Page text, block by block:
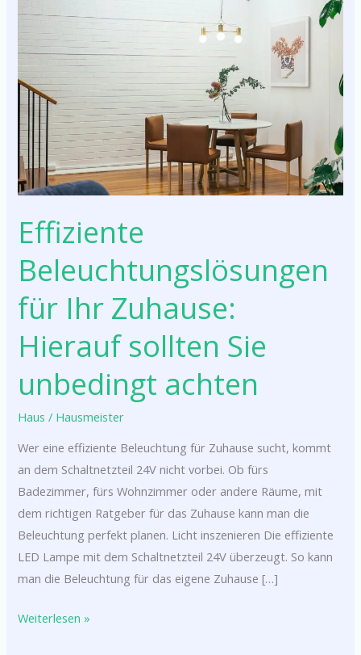
Effiziente
Beleuchtungslösungen
für Ihr Zuhause:
Hierauf sollten Sie
unbedingt achten
Haus / Hausmeister
Wer eine effiziente Beleuchtung für Zuhause sucht, kommt
an dem Schaltnetzteil 24V nicht vorbei. Ob fürs
Badezimmer, fürs Wohnzimmer oder andere Räume, mit
dem richtigen Ratgeber für das Zuhause kann man die
Beleuchtung perfekt planen. Licht inszenieren Die effiziente
LED Lampe mit dem Schaltnetzteil 24V überzeugt. So kann
man die Beleuchtung für das eigene Zuhause […]
für
Ihr
Zuhause:
Hierauf
sollten
Sie
unbedingt
achten
Weiterlesen »